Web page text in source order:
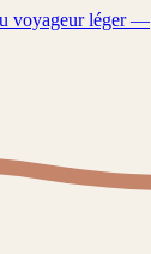
voyageur léger —